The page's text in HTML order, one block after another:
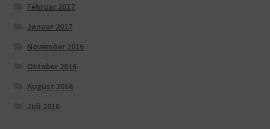
Februar 2017
Januar 2017
November 2016
Oktober 2016
August 2016
Juli 2016